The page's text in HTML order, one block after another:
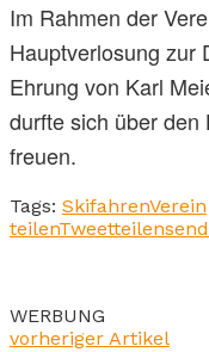
Im Rahmen der
Hauptverlosung zur
Ehrung von Karl
durfte sich über
freuen.
Tags: SkifahrenVerein
teilenTweetteilen
WERBUNG
vorheriger Artikel